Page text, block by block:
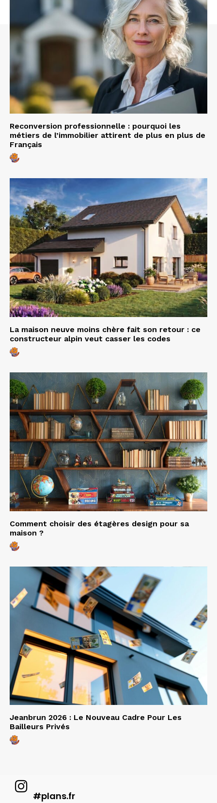
Reconversion professionnelle : pourquoi les
métiers de l’immobilier attirent de plus en plus de
Français
La maison neuve moins chère fait son retour : ce
constructeur alpin veut casser les codes
Comment choisir des étagères design pour sa
maison ?
Jeanbrun 2026 : Le Nouveau Cadre Pour Les
Bailleurs Privés
#plans.fr